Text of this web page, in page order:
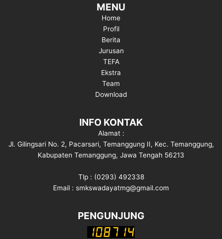
MENU
Home
Profil
Berita
Jurusan
TEFA
Ekstra
Team
Download
INFO KONTAK
Alamat :
Jl. Gilingsari No. 2, Pacarsari, Temanggung II, Kec. Temanggung,
Kabupaten Temanggung, Jawa Tengah 56213
Tlp : (0293) 492338
Email : smkswadayatmg@gmail.com
PENGUNJUNG